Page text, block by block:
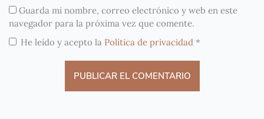
Guarda mi nombre, correo electrónico y web en este
navegador para la próxima vez que comente.
He leído y acepto la Política de privacidad *